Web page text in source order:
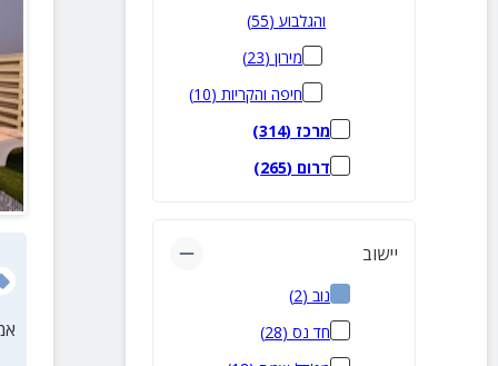
והגלבוע (
55
)
מירון (
23
)
חיפה והקריות (
10
)
מרכז (
314
)
דרום (
265
)
יישוב
נוב (
2
)
חד נס (
28
)